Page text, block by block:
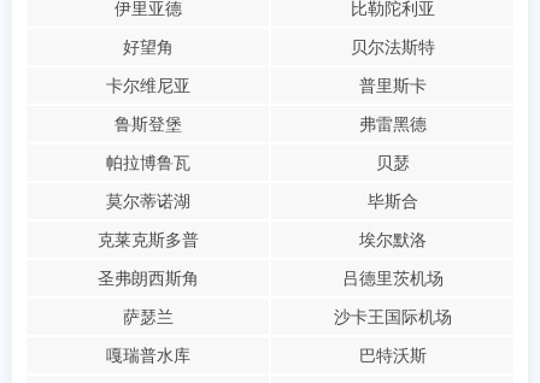
伊里亚德
比勒陀利亚
好望角
贝尔法斯特
卡尔维尼亚
普里斯卡
鲁斯登堡
弗雷黑德
帕拉博鲁瓦
贝瑟
莫尔蒂诺湖
毕斯合
克莱克斯多普
埃尔默洛
圣弗朗西斯角
吕德里茨机场
萨瑟兰
沙卡王国际机场
嘎瑞普水库
巴特沃斯